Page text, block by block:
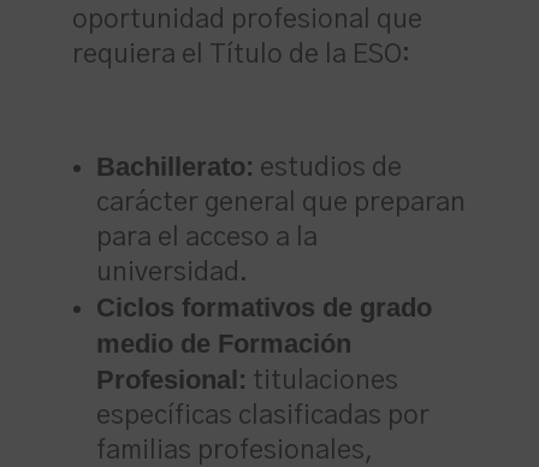
oportunidad profesional que
requiera el Título de la ESO:
Bachillerato: estudios de
carácter general que preparan
para el acceso a la
universidad.
Ciclos formativos de grado
medio de Formación
Profesional: titulaciones
específicas clasificadas por
familias profesionales,